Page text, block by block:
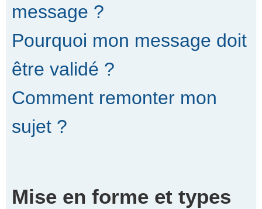
message ?
Pourquoi mon message doit
être validé ?
Comment remonter mon
sujet ?
Mise en forme et types